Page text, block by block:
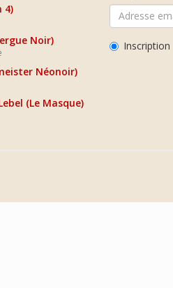
4)
Noir)
Néonoir)
(Le Masque)
Inscription